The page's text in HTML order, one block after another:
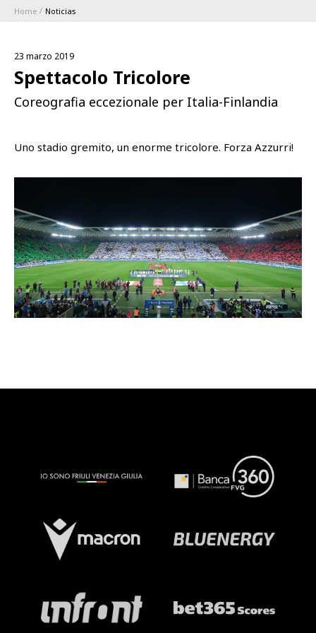
1896 MEMBERSHIP PROGRAM
TEMPORADA
Serie A
Calendari e Risultati
Classifiche
CLUB
MEETING CENTER
PATROCINADORES
SQUADRE
PHOTOGALLERY
Home Noticias
23 marzo 2019
Spettacolo Tricolore
Coreografia eccezionale per Italia-Finlandia
Uno stadio gremito, un enorme tricolore. Forza Azzurri!